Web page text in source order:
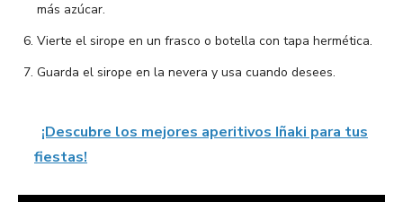
más azúcar.
Vierte el sirope en un frasco o botella con tapa hermética.
Guarda el sirope en la nevera y usa cuando desees.
¡Descubre los mejores aperitivos Iñaki para tus
fiestas!